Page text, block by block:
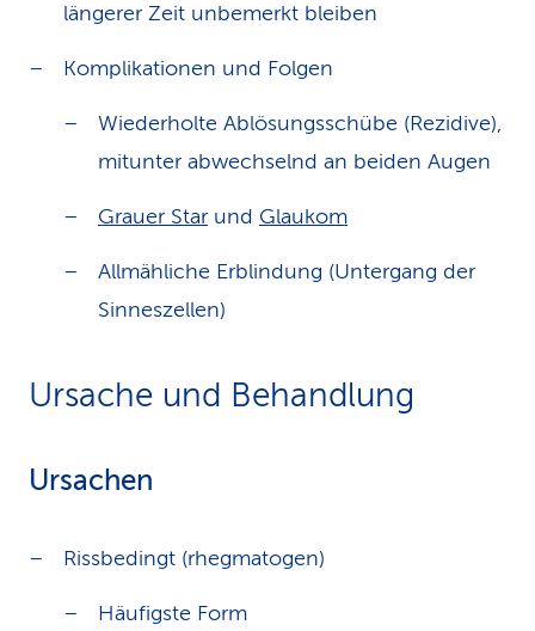
längerer Zeit unbemerkt bleiben
Komplikationen und Folgen
Wiederholte Ablösungsschübe (Rezidive),
mitunter abwechselnd an beiden Augen
Grauer Star und Glaukom
Allmähliche Erblindung (Untergang der
Sinneszellen)
Ursache und Behandlung
Ursachen
Rissbedingt (rhegmatogen)
Häufigste Form